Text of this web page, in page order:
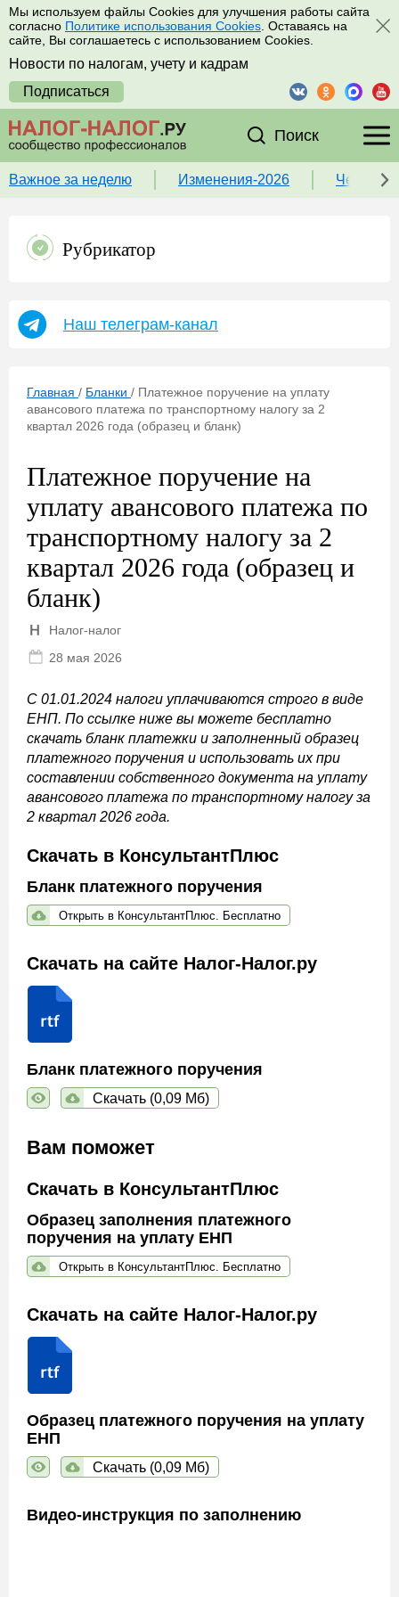
Мы используем файлы Cookies для улучшения работы сайта
согласно Политике использования Cookies . Оставаясь на
сайте, Вы соглашаетесь с использованием Cookies.
Новости по налогам, учету и кадрам
Подписаться
Поиск
Важное за неделю Изменения-2026 Чек-
Рубрикатор
Наш телеграм-канал
Главная / Бланки / Платежное поручение на уплату
авансового платежа по транспортному налогу за 2
квартал 2026 года (образец и бланк)
Платежное поручение на
уплату авансового платежа по
транспортному налогу за 2
квартал 2026 года (образец и
бланк)
Налог-налог
28 мая 2026
С 01.01.2024 налоги уплачиваются строго в виде
ЕНП. По ссылке ниже вы можете бесплатно
скачать бланк платежки и заполненный образец
платежного поручения и использовать их при
составлении собственного документа на уплату
авансового платежа по транспортному налогу за
2 квартал 2026 года.
Скачать в КонсультантПлюс
Бланк платежного поручения
Открыть в КонсультантПлюс. Бесплатно
Скачать на сайте Налог-Налог.ру
Бланк платежного поручения
Скачать (0,09 Мб)
Вам поможет
Скачать в КонсультантПлюс
Образец заполнения платежного
поручения на уплату ЕНП
Открыть в КонсультантПлюс. Бесплатно
Скачать на сайте Налог-Налог.ру
Образец платежного поручения на уплату
ЕНП
Скачать (0,09 Мб)
Видео-инструкция по заполнению